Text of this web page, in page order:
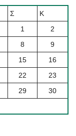
Σ
Κ
1
2
8
9
15
16
22
23
29
30